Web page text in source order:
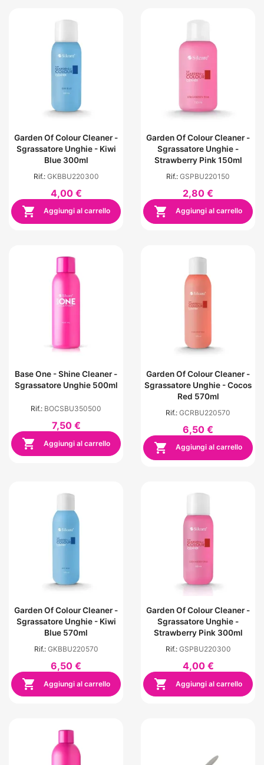
Garden Of Colour Cleaner -
Sgrassatore Unghie - Kiwi
Blue 300ml
Rif.: GKBBU220300
4,00 €
 Aggiungi al carrello
Garden Of Colour Cleaner -
Sgrassatore Unghie -
Strawberry Pink 150ml
Rif.: GSPBU220150
2,80 €
 Aggiungi al carrello
Base One - Shine Cleaner -
Sgrassatore Unghie 500ml
Rif.: BOCSBU350500
7,50 €
 Aggiungi al carrello
Garden Of Colour Cleaner -
Sgrassatore Unghie - Cocos
Red 570ml
Rif.: GCRBU220570
6,50 €
 Aggiungi al carrello
Garden Of Colour Cleaner -
Sgrassatore Unghie - Kiwi
Blue 570ml
Rif.: GKBBU220570
6,50 €
 Aggiungi al carrello
Garden Of Colour Cleaner -
Sgrassatore Unghie -
Strawberry Pink 300ml
Rif.: GSPBU220300
4,00 €
 Aggiungi al carrello